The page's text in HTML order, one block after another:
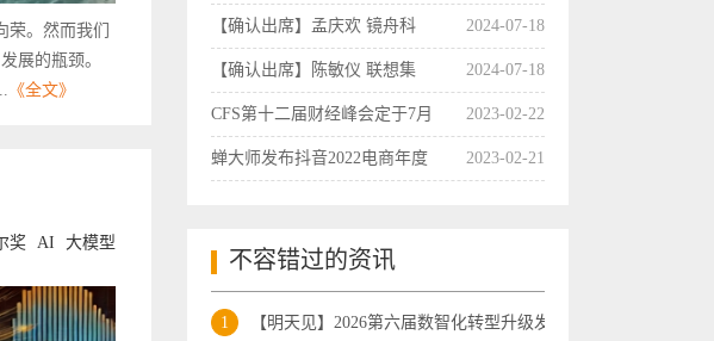
。然而我们
展的瓶颈。
《全文》
奖 AI 大模型
【确认出席】孟庆欢 镜舟科 2024-07-18
【确认出席】陈敏仪 联想集 2024-07-18
CFS第十二届财经峰会定于7月 2023-02-22
蝉大师发布抖音2022电商年度 2023-02-21
不容错过的资讯
1 【明天见】2026第六届数智化转型升级发展